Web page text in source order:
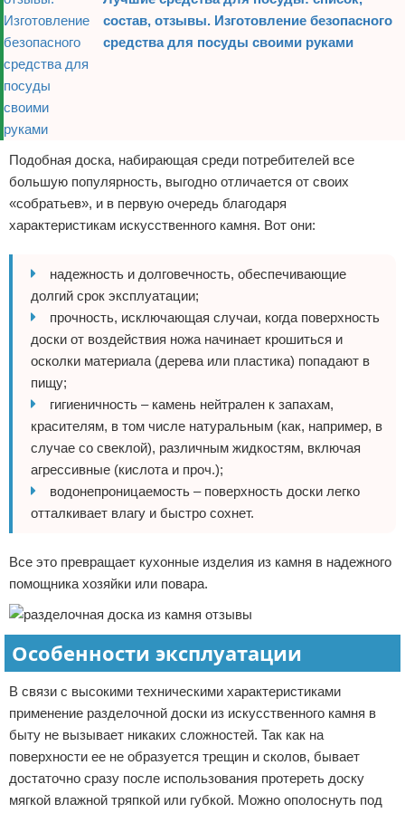
состав, отзывы. Изготовление безопасного
средства для посуды своими руками
Подобная доска, набирающая среди потребителей все
большую популярность, выгодно отличается от своих
«собратьев», и в первую очередь благодаря
характеристикам искусственного камня. Вот они:
надежность и долговечность, обеспечивающие
долгий срок эксплуатации;
прочность, исключающая случаи, когда поверхность
доски от воздействия ножа начинает крошиться и
осколки материала (дерева или пластика) попадают в
пищу;
гигиеничность – камень нейтрален к запахам,
красителям, в том числе натуральным (как, например, в
случае со свеклой), различным жидкостям, включая
агрессивные (кислота и проч.);
водонепроницаемость – поверхность доски легко
отталкивает влагу и быстро сохнет.
Все это превращает кухонные изделия из камня в надежного
помощника хозяйки или повара.
Особенности эксплуатации
В связи с высокими техническими характеристиками
применение разделочной доски из искусственного камня в
быту не вызывает никаких сложностей. Так как на
поверхности ее не образуется трещин и сколов, бывает
достаточно сразу после использования протереть доску
мягкой влажной тряпкой или губкой. Можно ополоснуть под